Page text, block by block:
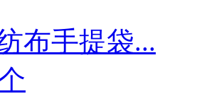
布手提袋...